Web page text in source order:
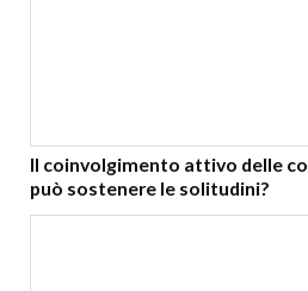
Il coinvolgimento attivo delle
può sostenere le solitudini?